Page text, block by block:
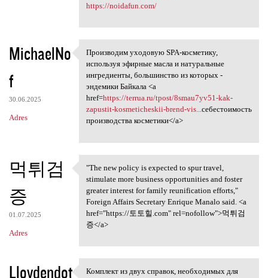
https://noidafun.com/
MichaelNo
f
30.06.2025
Adres
Производим уходовую SPA
Производим уходовую SPA-косметику,
используя эфирные масла и натуральные
ингредиенты, большинство из которых -
эндемики Байкала <a
href=https://terrua.ru/tpost/8smau7yv51-kak-
zapustit-kosmeticheskii-brend-vis...себестоимость
производства косметики</a>
먹튀검
증
01.07.2025
Adres
"The new policy is expected
"The new policy is expected to spur travel,
stimulate more business opportunities and foster
greater interest for family reunification efforts,"
Foreign Affairs Secretary Enrique Manalo said. <a
href="https://토토힐.com" rel=nofollow">먹튀검
증</a>
Lloydendot Комплект из двух справок, необходимых для